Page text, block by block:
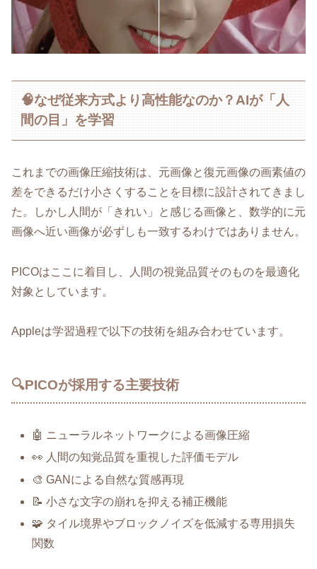
🧠なぜ従来方式より高性能なのか？AIが「人
間の目」を学習
これまでの画像圧縮技術は、元画像と復元画像の画素値の
差をできるだけ小さくすることを目標に設計されてきまし
た。しかし人間が「きれい」と感じる画像と、数学的に元
画像へ近い画像が必ずしも一致するわけではありません。
PICOはここに着目し、人間の視覚品質そのものを最適化
対象としています。
Appleは学習過程で以下の技術を組み合わせています。
🔍PICOが採用する主要技術
🤖 ニューラルネットワークによる画像圧縮
👀 人間の知覚品質を重視した評価モデル
🎨 GANによる自然な質感再現
📝 小さな文字の崩れを抑える補正機能
🧩 タイル境界やブロックノイズを低減する専用損失
関数